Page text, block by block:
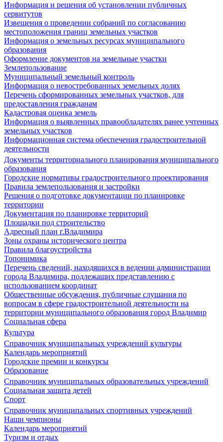
Информация и решения об установлении публичных
сервитутов
Извещения о проведении собраний по согласованию
местоположения границ земельных участков
Информация о земельных ресурсах муниципального
образования
Оформление документов на земельные участки
Землепользование
Муниципальный земельный контроль
Информация о невостребованных земельных долях
Перечень сформированных земельных участков, для
предоставления гражданам
Кадастровая оценка земель
Информация о выявленных правообладателях ранее учтенных
земельных участков
Информационная система обеспечения градостроительной
деятельности
Документы территориального планирования муниципального
образования
Городские нормативы градостроительного проектирования
Правила землепользования и застройки
Решения о подготовке документации по планировке
территории
Документация по планировке территорий
Площадки под строительство
Адресный план г.Владимира
Зоны охраны исторического центра
Правила благоустройства
Топонимика
Перечень сведений, находящихся в ведении администрации
города Владимира, подлежащих представлению с
использованием координат
Общественные обсуждения, публичные слушания по
вопросам в сфере градостроительной деятельности на
территории муниципального образования город Владимир
Социальная сфера
Культура
Справочник муниципальных учреждений культуры
Календарь мероприятий
Городские премии и конкурсы
Образование
Справочник муниципальных образовательных учреждений
Социальная защита детей
Спорт
Справочник муниципальных спортивных учреждений
Наши чемпионы
Календарь мероприятий
Туризм и отдых